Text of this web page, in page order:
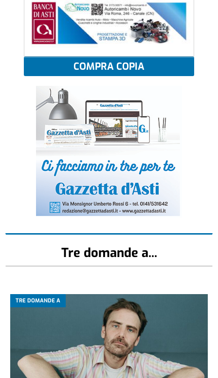
COMPRA COPIA
Tre domande a...
TRE DOMANDE A